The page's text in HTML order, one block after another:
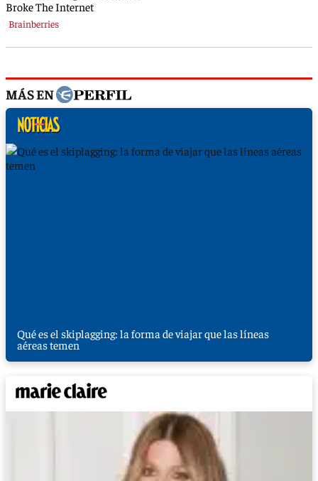
MÁS EN
Qué es el skiplagging: la forma de viajar que las líneas
aéreas temen